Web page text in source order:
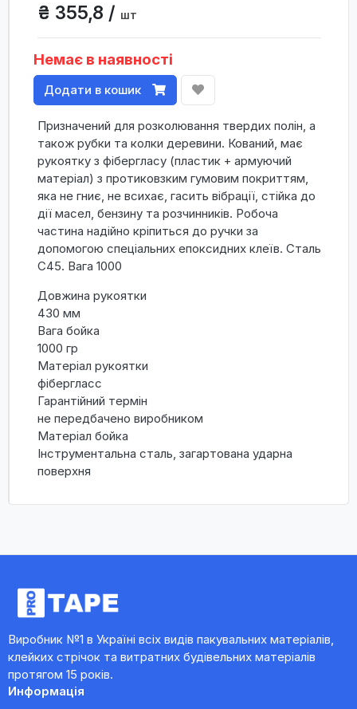
₴ 355,8 / шт
Немає в наявності
Додати в кошик
Призначений для розколювання твердих полін, а
також рубки та колки деревини. Кований, має
рукоятку з фібергласу (пластик + армуючий
матеріал) з протиковзким гумовим покриттям,
яка не гниє, не всихає, гасить вібрації, стійка до
дії масел, бензину та розчинників. Робоча
частина надійно кріпиться до ручки за
допомогою спеціальних епоксидних клеїв. Сталь
C45. Вага 1000
Довжина рукоятки
430 мм
Вага бойка
1000 гр
Матеріал рукоятки
фібергласс
Гарантійний термін
не передбачено виробником
Матеріал бойка
Інструментальна сталь, загартована ударна
поверхня
Виробник №1 в Україні всіх видів пакувальних матеріалів,
клейких стрічок та витратних будівельних матеріалів
протягом 15 років.
Информація